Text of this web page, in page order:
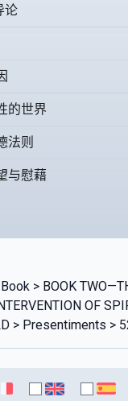
论
的世界
法则
与慰藉
> BOOK
OF
> Presentiments >